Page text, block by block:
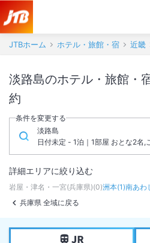
JTBホーム ホテル・旅館・宿 近畿
淡路島のホテル・旅館・宿（
約
条件を変更する
淡路島
日付未定 - 1泊｜1部屋 おとな2名,
詳細エリアに絞り込む
岩屋・津名・一宮(兵庫県)(0)洲本(1)南あわ
兵庫県 全域に戻る